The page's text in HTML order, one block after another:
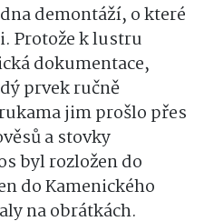
demontáží, o které
Protože k lustru
dokumentace,
prvek ručně
jim prošlo přes
a stovky
byl rozložen do
do Kamenického
na obrátkách.